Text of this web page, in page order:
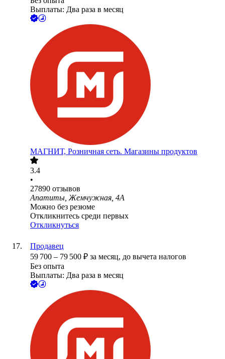
Выплаты: Два раза в месяц
МАГНИТ, Розничная сеть. Магазины продуктов
3.4
•
27890 отзывов
Апатиты, Жемчужная, 4А
Можно без резюме
Откликнитесь среди первых
Откликнуться
Продавец
59 700 – 79 500 ₽ за месяц, до вычета налогов
Без опыта
Выплаты: Два раза в месяц